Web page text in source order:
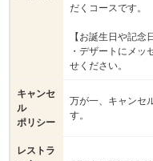
だくコースです。
【お誕生日や記念
・デザートにメッ
せください。
キャンセ
ル
ポリシー
万が一、キャンセ
す。
レストラ